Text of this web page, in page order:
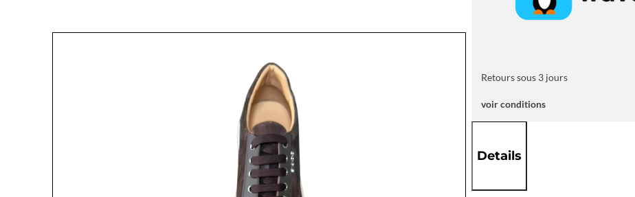
Retours sous 3 jours
voir conditions
Details